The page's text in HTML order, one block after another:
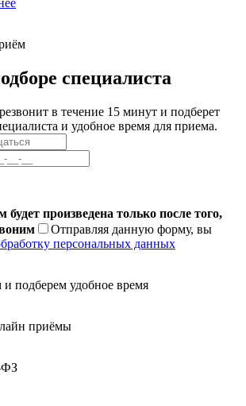
специалиста
в течение 15 минут и подберет
и удобное время для приема.
будет произведена только после того,
Отправляя данную форму, вы
персональных данных
подберем удобное время
приёмы